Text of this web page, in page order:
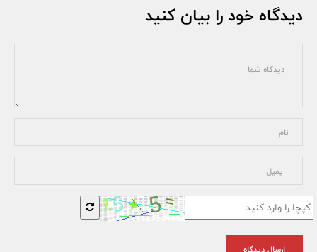
دیدگاه خود را بیان کنید
ارسال دیدگاه